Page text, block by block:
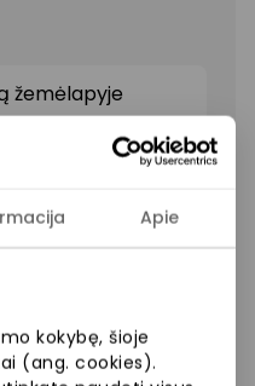
Apie
kokybę, šioje
(ang. cookies).
žemėlapyje
turto,
Paslaugos